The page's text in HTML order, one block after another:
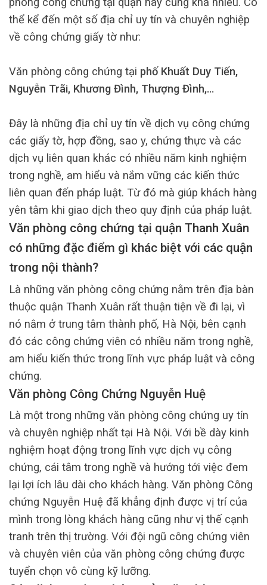
thể kể đến một số địa chỉ uy tín và chuyên nghiệp
về công chứng giấy tờ như:
Văn phòng công chứng tại phố Khuất Duy Tiến,
Nguyễn Trãi, Khương Đình, Thượng Đình,…
Đây là những địa chỉ uy tín về dịch vụ công chứng
các giấy tờ, hợp đồng, sao y, chứng thực và các
dịch vụ liên quan khác có nhiều năm kinh nghiệm
trong nghề, am hiểu và nắm vững các kiến thức
liên quan đến pháp luật. Từ đó mà giúp khách hàng
yên tâm khi giao dịch theo quy định của pháp luật.
Văn phòng công chứng tại quận Thanh Xuân
có những đặc điểm gì khác biệt với các quận
trong nội thành?
Là những văn phòng công chứng nằm trên địa bàn
thuộc quận Thanh Xuân rất thuận tiện về đi lại, vì
nó nằm ở trung tâm thành phố, Hà Nội, bên cạnh
đó các công chứng viên có nhiều năm trong nghề,
am hiểu kiến thức trong lĩnh vực pháp luật và công
chứng.
Văn phòng Công Chứng Nguyễn Huệ
Là một trong những văn phòng công chứng uy tín
và chuyên nghiệp nhất tại Hà Nội. Với bề dày kinh
nghiệm hoạt động trong lĩnh vực dịch vụ công
chứng, cái tâm trong nghề và hướng tới việc đem
lại lợi ích lâu dài cho khách hàng. Văn phòng Công
chứng Nguyễn Huệ đã khẳng định được vị trí của
mình trong lòng khách hàng cũng như vị thế cạnh
tranh trên thị trường. Với đội ngũ công chứng viên
và chuyên viên của văn phòng công chứng được
tuyển chọn vô cùng kỹ lưỡng.